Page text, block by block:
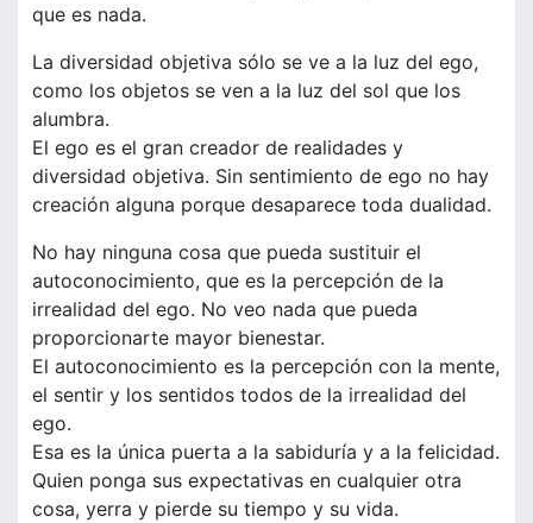
que es nada.
La diversidad objetiva sólo se ve a la luz del ego,
como los objetos se ven a la luz del sol que los
alumbra.
El ego es el gran creador de realidades y
diversidad objetiva. Sin sentimiento de ego no hay
creación alguna porque desaparece toda dualidad.
No hay ninguna cosa que pueda sustituir el
autoconocimiento, que es la percepción de la
irrealidad del ego. No veo nada que pueda
proporcionarte mayor bienestar.
El autoconocimiento es la percepción con la mente,
el sentir y los sentidos todos de la irrealidad del
ego.
Esa es la única puerta a la sabiduría y a la felicidad.
Quien ponga sus expectativas en cualquier otra
cosa, yerra y pierde su tiempo y su vida.